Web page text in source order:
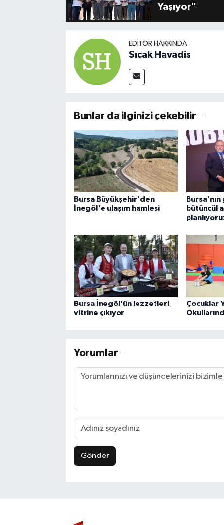
Yaşıyor"
EDITÖR HAKKINDA
Sıcak Havadis
Bunlar da ilginizi çekebilir
Bursa Büyükşehir'den
İnegöl'e ulaşım hamlesi
bütüncül
Bursa İnegöl'ün lezzetleri
vitrine çıkıyor
Çocuklar
Yorumlar
Gönder